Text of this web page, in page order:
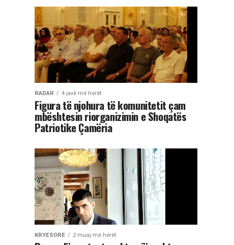
RADAR 4 javë më herët
Figura të njohura të komunitetit çam
mbështesin riorganizimin e Shoqatës
Patriotike Çamëria
KRYESORE 2 muaj më herët